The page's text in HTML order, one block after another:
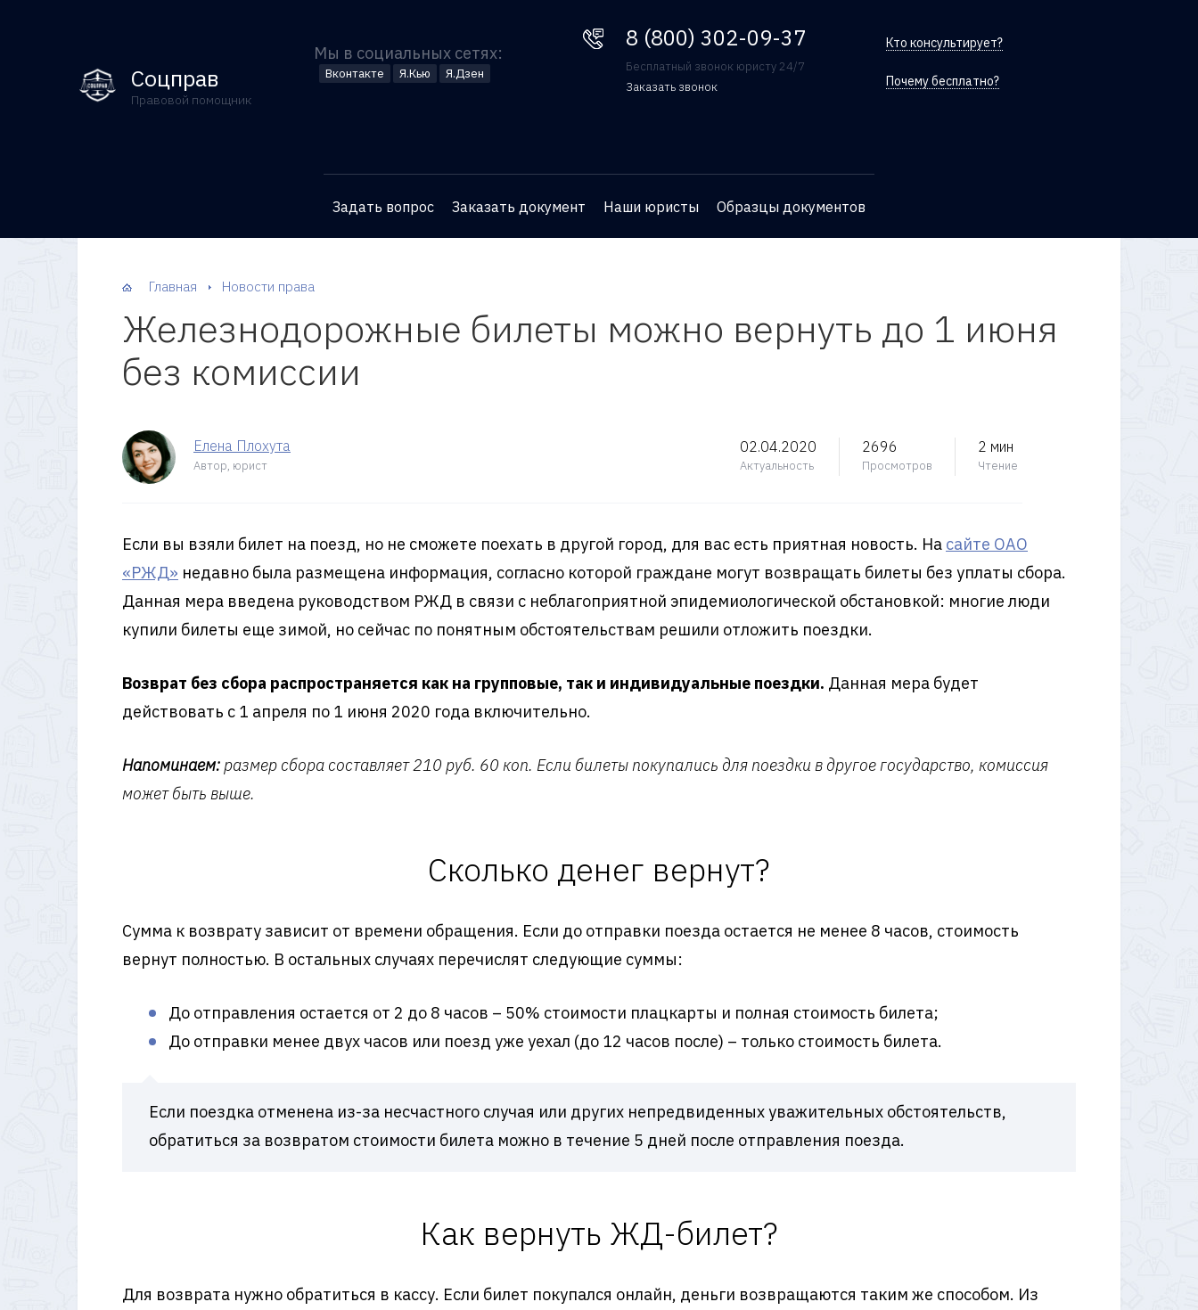
Соцправ
Правовой помощник
Мы в социальных сетях:
Вконтакте Я.Кью Я.Дзен
8 (800) 302-09-37
Бесплатный звонок юристу 24/7
Заказать звонок
и юрист перезвонит вам
консультации
Кто консультирует?
Почему бесплатно?
Задать вопрос Заказать документ Наши юристы Образцы документов
Главная Новости права
Железнодорожные билеты можно вернуть до 1 июня
без комиссии
Елена Плохута
Автор, юрист
02.04.2020
Актуальность
2696
Просмотров
2 мин
Чтение
Если вы взяли билет на поезд, но не сможете поехать в другой город, для вас есть приятная новость. На сайте ОАО
«РЖД» недавно была размещена информация, согласно которой граждане могут возвращать билеты без уплаты сбора.
Данная мера введена руководством РЖД в связи с неблагоприятной эпидемиологической обстановкой: многие люди
купили билеты еще зимой, но сейчас по понятным обстоятельствам решили отложить поездки.
Возврат без сбора распространяется как на групповые, так и индивидуальные поездки. Данная мера будет
действовать с 1 апреля по 1 июня 2020 года включительно.
Напоминаем:размер сбора составляет 210 руб. 60 коп. Если билеты покупались для поездки в другое государство, комиссия
может быть выше.
Сколько денег вернут?
Сумма к возврату зависит от времени обращения. Если до отправки поезда остается не менее 8 часов, стоимость
вернут полностью. В остальных случаях перечислят следующие суммы:
До отправления остается от 2 до 8 часов – 50% стоимости плацкарты и полная стоимость билета;
До отправки менее двух часов или поезд уже уехал (до 12 часов после) – только стоимость билета.
Если поездка отменена из-за несчастного случая или других непредвиденных уважительных обстоятельств,
обратиться за возвратом стоимости билета можно в течение 5 дней после отправления поезда.
Как вернуть ЖД-билет?
Для возврата нужно обратиться в кассу. Если билет покупался онлайн, деньги возвращаются таким же способом. Из